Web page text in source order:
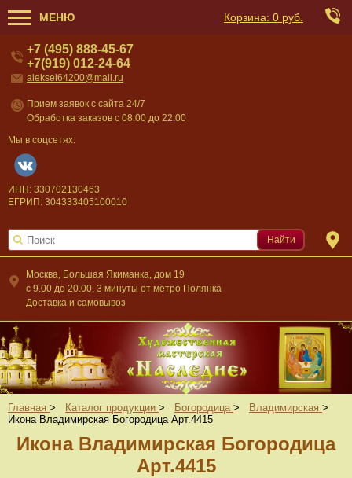
МЕНЮ Корзина: 0 руб.
Москва, Большая Якиманка, дом 19
c 9.00 до 20.00, 3 минуты от метро Полянка
Доставка и самовывоз
+7 (495) 888-45-67
+7(919) 012-24-64
aleksei64200@mail.ru
Прием заявок с сайта 24/7
Обработка заказов с 08:00 до 22:00
Мы в соцсетях:
ИНН: 330702130463
ЕГРИП: 304333405100010
Найти
Главная > Каталог продукции > Богородица > Владимирская >
Икона Владимирская Богородица Арт.4415
Икона Владимирская Богородица
Арт.4415